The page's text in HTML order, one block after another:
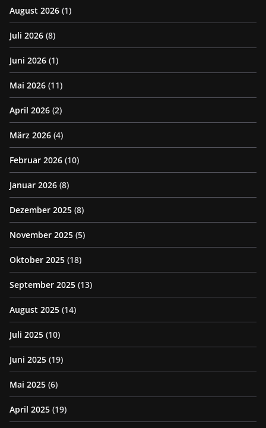
August 2026 (1)
Juli 2026 (8)
Juni 2026 (1)
Mai 2026 (11)
April 2026 (2)
März 2026 (4)
Februar 2026 (10)
Januar 2026 (8)
Dezember 2025 (8)
November 2025 (5)
Oktober 2025 (18)
September 2025 (13)
August 2025 (14)
Juli 2025 (10)
Juni 2025 (19)
Mai 2025 (6)
April 2025 (19)